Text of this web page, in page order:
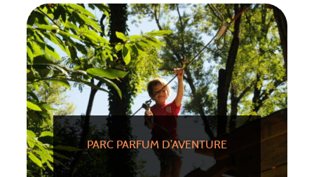
PARC PARFUM D’AVENTURE